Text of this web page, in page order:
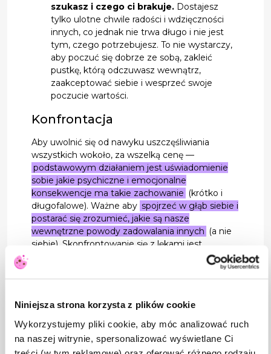
Niniejsza strona korzysta z plików cookie
Wykorzystujemy pliki cookie, aby móc analizować ruch
na naszej witrynie, spersonalizować wyświetlane Ci
szukasz i czego ci brakuje. Dostajesz
tylko ulotne chwile radości i wdzięczności
innych, co jednak nie trwa długo i nie jest
tym, czego potrzebujesz. To nie wystarczy,
aby poczuć się dobrze ze sobą, zakleić
pustkę, którą odczuwasz wewnątrz,
zaakceptować siebie i wesprzeć swoje
poczucie wartości.
Konfrontacja
Aby uwolnić się od nawyku uszczęśliwiania
wszystkich wokoło, za wszelką cenę —
podstawowym działaniem jest uświadomienie
sobie jakie psychiczne i emocjonalne
konsekwencje ma takie zachowanie (krótko i
długofalowe). Ważne aby spojrzeć w głąb siebie i
postarać się zrozumieć, jakie są nasze
wewnętrzne powody zadowalania innych (a nie
siebie). Skonfrontowanie się z lękami jest
Powinniśmy sobie uświadomić: Czy przyczyny
(obecnych)? Czy może reagujemy
(automatycznie i nieświadomie) na ukryte dawne
krzywdy i urazy (potrzebujemy napełnić pustkę,
poczuć się lepiej z powodu jakiegoś deficytu)?